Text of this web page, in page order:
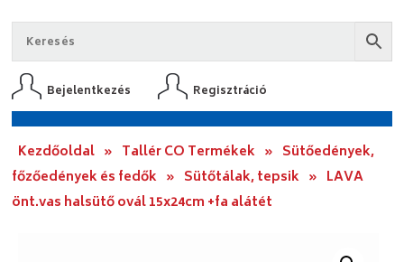
Bejelentkezés Regisztráció
Kezdőoldal » Tallér CO Termékek » Sütőedények,
főzőedények és fedők » Sütőtálak, tepsik » LAVA
önt.vas halsütő ovál 15x24cm +fa alátét